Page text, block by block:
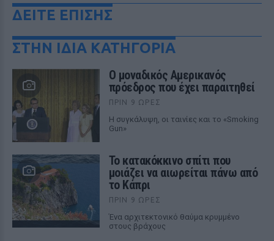
ΔΕΙΤΕ ΕΠΙΣΗΣ
ΣΤΗΝ ΙΔΙΑ ΚΑΤΗΓΟΡΙΑ
Ο μοναδικός Αμερικανός
πρόεδρος που έχει παραιτηθεί
ΠΡΙΝ 9 ΏΡΕΣ
Η συγκάλυψη, οι ταινίες και το «Smoking
Gun»
Το κατακόκκινο σπίτι που
μοιάζει να αιωρείται πάνω από
το Κάπρι
ΠΡΙΝ 9 ΏΡΕΣ
Ένα αρχιτεκτονικό θαύμα κρυμμένο
στους βράχους